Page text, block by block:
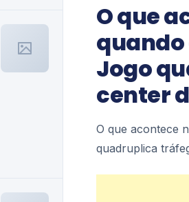
O que
quando
Jogo
center
O que acontece
quadruplica